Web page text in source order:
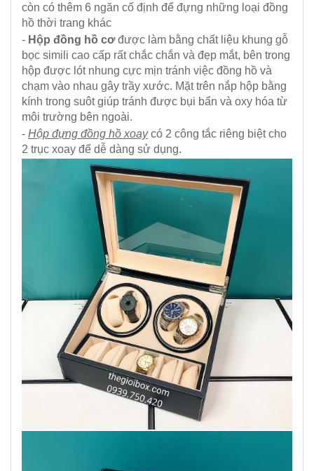
còn có thêm 6 ngăn cố định để đựng những loại đồng
hồ thời trang khác
- Hộp đồng hồ cơđược làm bằng chất liệu khung gỗ
bọc simili cao cấp rất chắc chắn và đẹp mắt, bên trong
hộp được lót nhung cực mịn tránh việc đồng hồ và
chạm vào nhau gây trầy xước. Mặt trên nắp hộp bằng
kính trong suôt giúp tránh được bụi bẩn và oxy hóa từ
môi trường bên ngoài.
- Hộp đựng đồng hồ xoaycó 2 công tắc riêng biệt cho
2 trục xoay để dễ dàng sử dụng.